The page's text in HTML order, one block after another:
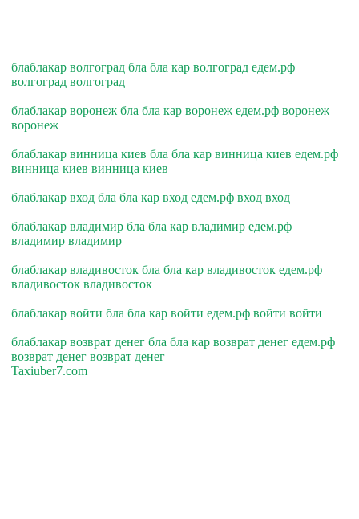
блаблакар волгоград бла бла кар волгоград едем.рф
волгоград волгоград
блаблакар воронеж бла бла кар воронеж едем.рф воронеж
воронеж
блаблакар винница киев бла бла кар винница киев едем.рф
винница киев винница киев
блаблакар вход бла бла кар вход едем.рф вход вход
блаблакар владимир бла бла кар владимир едем.рф
владимир владимир
блаблакар владивосток бла бла кар владивосток едем.рф
владивосток владивосток
блаблакар войти бла бла кар войти едем.рф войти войти
блаблакар возврат денег бла бла кар возврат денег едем.рф
возврат денег возврат денег
Taxiuber7.com